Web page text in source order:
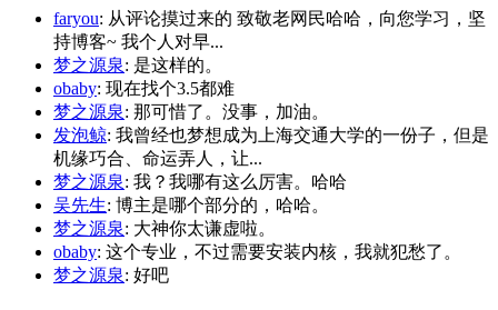
faryou: 从评论摸过来的 致敬老网民哈哈，向您学习，坚
持博客~ 我个人对早...
梦之源泉: 是这样的。
obaby: 现在找个3.5都难
梦之源泉: 那可惜了。没事，加油。
发泡鲸: 我曾经也梦想成为上海交通大学的一份子，但是
机缘巧合、命运弄人，让...
梦之源泉: 我？我哪有这么厉害。哈哈
吴先生: 博主是哪个部分的，哈哈。
梦之源泉: 大神你太谦虚啦。
obaby: 这个专业，不过需要安装内核，我就犯愁了。
梦之源泉: 好吧